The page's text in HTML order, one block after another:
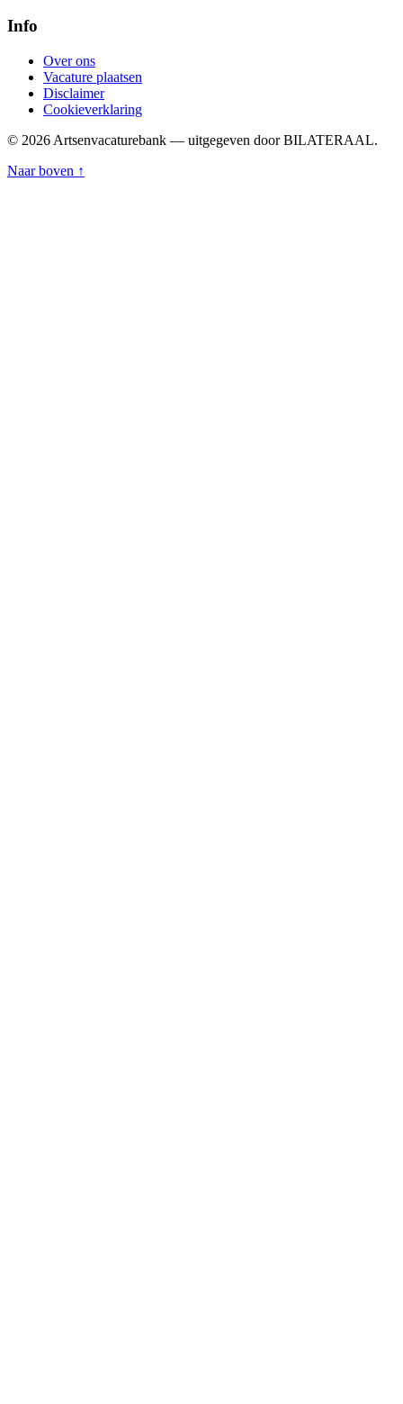
Info
Over ons
Vacature plaatsen
Disclaimer
Cookieverklaring
© 2026 Artsenvacaturebank — uitgegeven door BILATERAAL.
Naar boven ↑